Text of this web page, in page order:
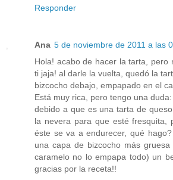
Responder
Ana 5 de noviembre de 2011 a las
Hola! acabo de hacer la tarta, pero
ti jaja! al darle la vuelta, quedó la
bizcocho debajo, empapado en el
Está muy rica, pero tengo una duda:
debido a que es una tarta de
la nevera para que esté fresquita,
éste se va a endurecer, qué
una capa de bizcocho más
caramelo no lo empapa todo) un
gracias por la receta!!